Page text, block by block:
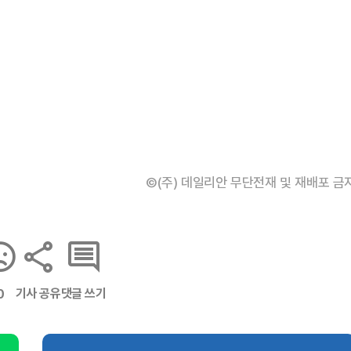
©(주) 데일리안 무단전재 및 재배포 금
기사 공유댓글 쓰기